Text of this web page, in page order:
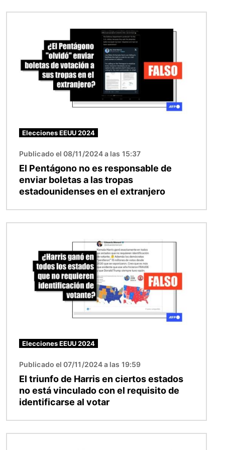
Elecciones EEUU 2024
Publicado el 08/11/2024 a las 15:37
El Pentágono no es responsable de
enviar boletas a las tropas
estadounidenses en el extranjero
Elecciones EEUU 2024
Publicado el 07/11/2024 a las 19:59
El triunfo de Harris en ciertos estados
no está vinculado con el requisito de
identificarse al votar